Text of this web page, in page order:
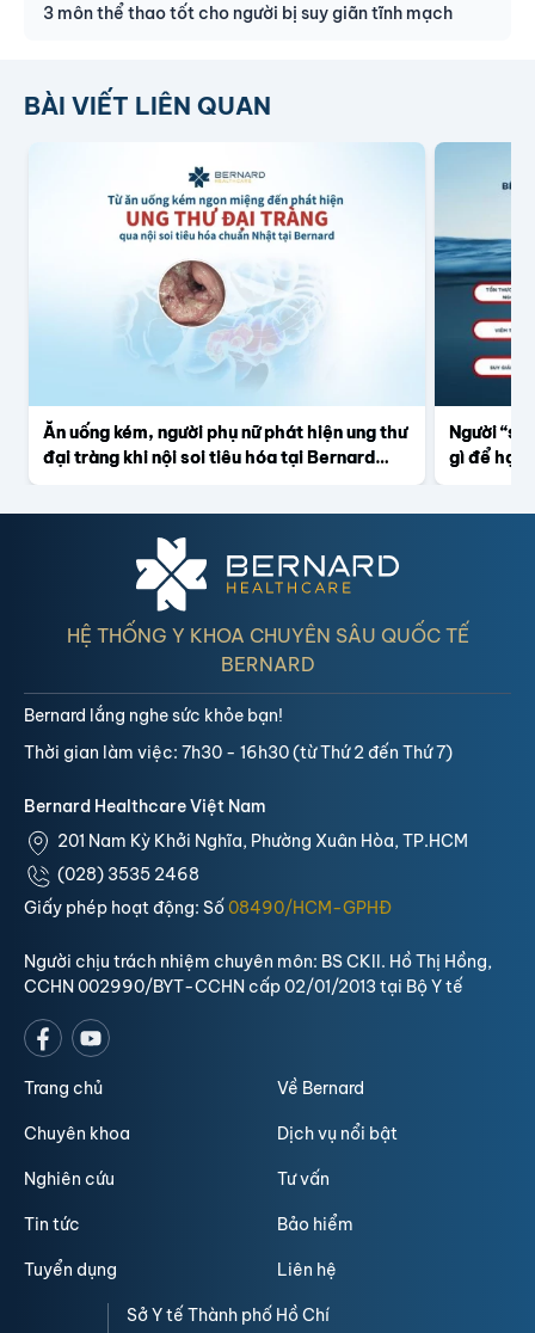
3 môn thể thao tốt cho người bị suy giãn tĩnh mạch
BÀI VIẾT LIÊN QUAN
Ăn uống kém, người phụ nữ phát hiện ung thư
đại tràng khi nội soi tiêu hóa tại Bernard
Người
gì để hạn
HỆ THỐNG Y KHOA CHUYÊN SÂU QUỐC TẾ
BERNARD
Bernard Healthcare Việt Nam
201 Nam Kỳ Khởi Nghĩa, Phường Xuân Hòa, TP.HCM
(028) 3535 2468
Giấy phép hoạt động: Số08490/HCM-GPHĐ
Người chịu trách nhiệm chuyên môn: BS CKII. Hồ Thị Hồng,
CCHN 002990/BYT-CCHN cấp 02/01/2013 tại Bộ Y tế
Bernard lắng nghe sức khỏe bạn!
Thời gian làm việc: 7h30 - 16h30 (từ Thứ 2 đến Thứ 7)
Trang chủ Về Bernard
Chuyên khoa Dịch vụ nổi bật
Nghiên cứu Tư vấn
Tin tức Bảo hiểm
Tuyển dụng Liên hệ
Sở Y tế Thành phố Hồ Chí